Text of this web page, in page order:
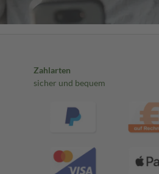
Zahlarten
sicher und bequem